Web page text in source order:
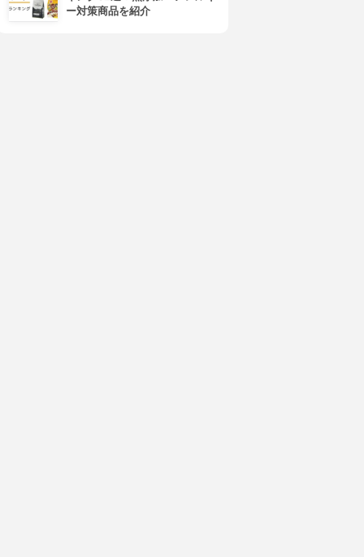
ー対策商品を紹介